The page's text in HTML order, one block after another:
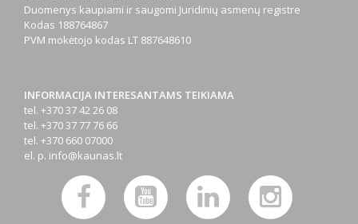
Duomenys kaupiami ir saugomi Juridinių asmenų registre
Kodas 188764867
PVM mokėtojo kodas LT 887648610
INFORMACIJA INTERESANTAMS TEIKIAMA
tel. +370 37 42 26 08
tel. +370 37 77 76 66
tel. +370 660 07000
el. p. info@kaunas.lt